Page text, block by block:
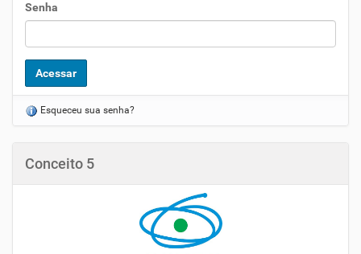
Senha
Esqueceu sua senha?
Conceito 5